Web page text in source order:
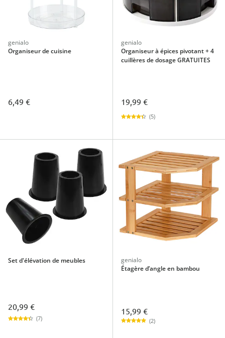
genialo
Organiseur de cuisine
6,49 €
genialo
Organiseur à épices pivotant + 4
cuillères de dosage GRATUITES
19,99 €
(5)
Set d'élévation de meubles
20,99 €
(7)
genialo
Étagère d’angle en bambou
15,99 €
(2)